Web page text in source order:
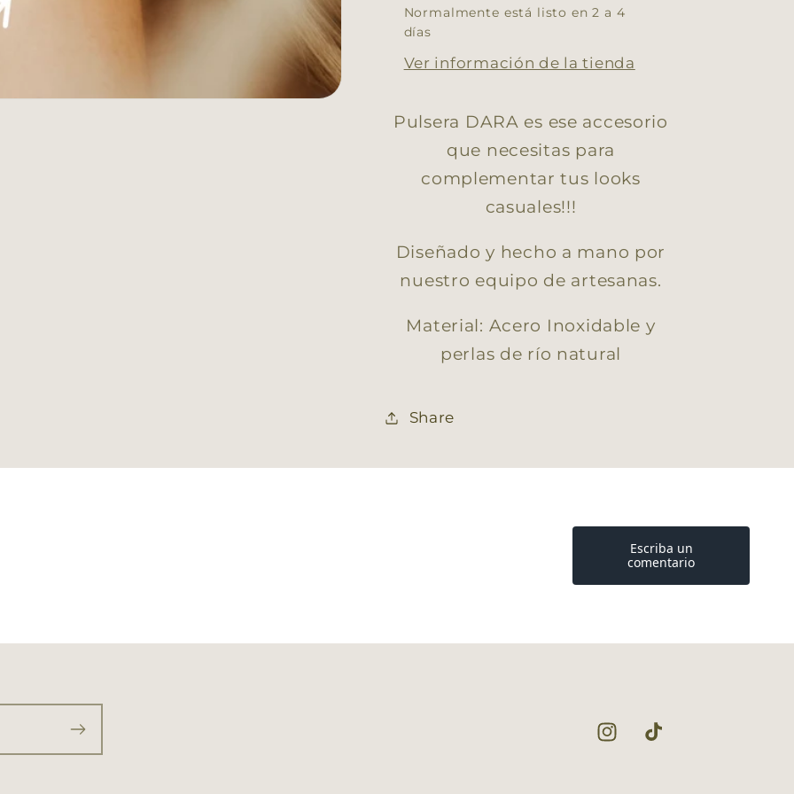
Normalmente está listo en 2 a 4
días
Ver información de la tienda
Pulsera DARA es ese accesorio
que necesitas para
complementar tus looks
casuales!!!
Diseñado y hecho a mano por
nuestro equipo de artesanas.
Material: Acero Inoxidable y
perlas de río natural
Share
Instagram
TikTok